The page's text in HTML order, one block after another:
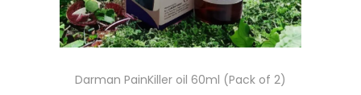
Darman PainKiller oil 60ml (Pack of 2)